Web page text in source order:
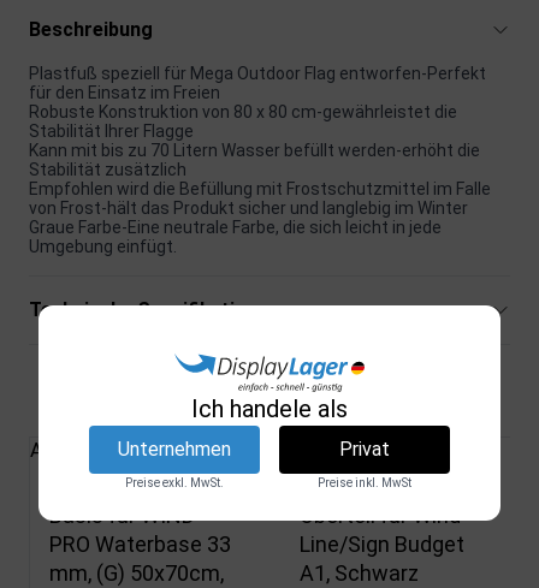
Beschreibung
Plastfuß speziell für Mega Outdoor Flag entworfen-Perfekt
für den Einsatz im Freien
Robuste Konstruktion von 80 x 80 cm-gewährleistet die
Stabilität Ihrer Flagge
Kann mit bis zu 70 Litern Wasser befüllt werden-erhöht die
Stabilität zusätzlich
Empfohlen wird die Befüllung mit Frostschutzmittel im Falle
von Frost-hält das Produkt sicher und langlebig im Winter
Graue Farbe-Eine neutrale Farbe, die sich leicht in jede
Umgebung einfügt.
Technische Spezifikationen
Verwandte Produkte
Alle Produkte
Basis für WIND-
PRO Waterbase 33
mm, (G) 50x70cm,
Oberteil für Wind-
Line/Sign Budget
A1, Schwarz
Ich handele als
Unternehmen
Preise exkl. MwSt.
Privat
Preise inkl. MwSt